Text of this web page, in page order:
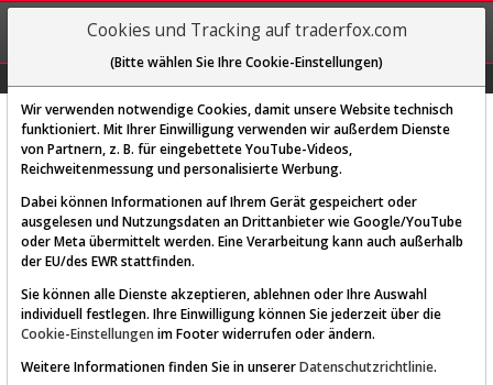
REGIS-
TRIEREN
Diese Funktion ist nur für
AKTIEN-TERMINAL
Cookies und Tracking auf traderfox.com
(Bitte wählen Sie Ihre Cookie-Einstellungen)
Wir verwenden notwendige Cookies, damit unsere Website technisch
funktioniert. Mit Ihrer Einwilligung verwenden wir außerdem Dienste
von Partnern, z. B. für eingebettete YouTube-Videos,
Reichweitenmessung und personalisierte Werbung.
Dabei können Informationen auf Ihrem Gerät gespeichert oder
ausgelesen und Nutzungsdaten an Drittanbieter wie Google/YouTube
oder Meta übermittelt werden. Eine Verarbeitung kann auch außerhalb
der EU/des EWR stattfinden.
Sie können alle Dienste akzeptieren, ablehnen oder Ihre Auswahl
individuell festlegen. Ihre Einwilligung können Sie jederzeit über die
Cookie-Einstellungen im Footer widerrufen oder ändern.
Weitere Informationen finden Sie in unsererDatenschutzrichtlinie.